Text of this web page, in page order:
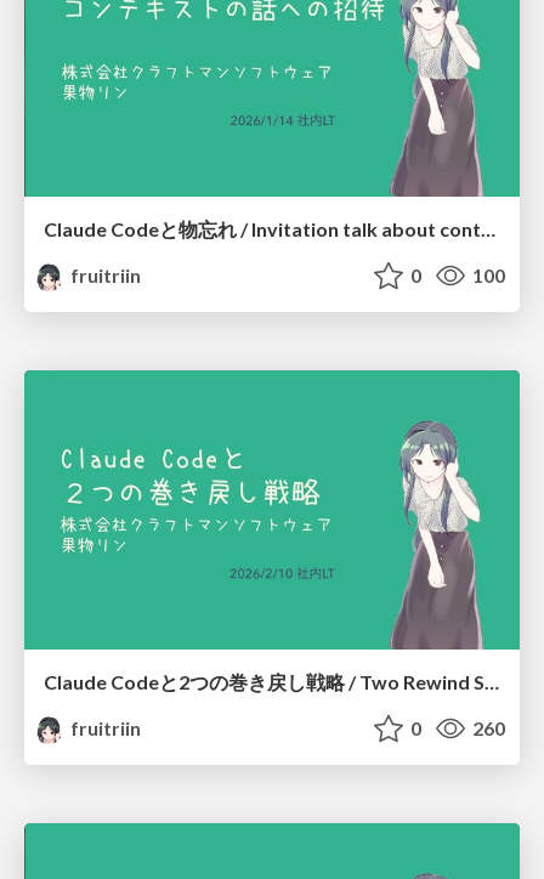
Claude Codeと物忘れ / Invitation talk about context - Why Claude Code forget?
fruitriin
0 100
fruitriin
0 260